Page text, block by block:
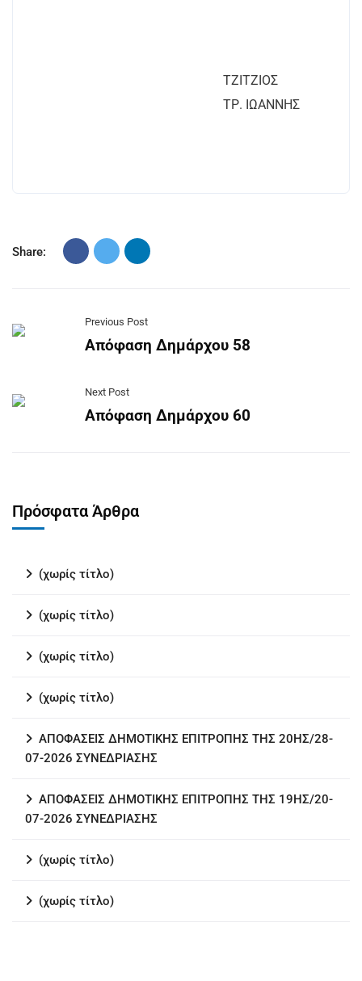
ΤΖΙΤΖΙΟΣ
ΤΡ. ΙΩΑΝΝΗΣ
Share:
Previous Post
Απόφαση Δημάρχου 58
Next Post
Απόφαση Δημάρχου 60
Πρόσφατα Άρθρα
(χωρίς τίτλο)
(χωρίς τίτλο)
(χωρίς τίτλο)
(χωρίς τίτλο)
ΑΠΟΦΑΣΕΙΣ ΔΗΜΟΤΙΚΗΣ ΕΠΙΤΡΟΠΗΣ ΤΗΣ 20ΗΣ/28-
07-2026 ΣΥΝΕΔΡΙΑΣΗΣ
ΑΠΟΦΑΣΕΙΣ ΔΗΜΟΤΙΚΗΣ ΕΠΙΤΡΟΠΗΣ ΤΗΣ 19ΗΣ/20-
07-2026 ΣΥΝΕΔΡΙΑΣΗΣ
(χωρίς τίτλο)
(χωρίς τίτλο)